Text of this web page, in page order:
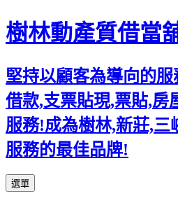
樹林動產質借當
堅持以顧客為導向的
借款,支票貼現,票貼,房
服務!成為樹林,新莊,三
服務的最佳品牌!
選單